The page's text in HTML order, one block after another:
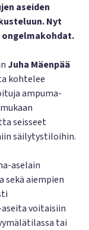
aseiden
Nyt
ongelmakohdat.
Juha Mäenpää
kohtelee
ampuma-
seisseet
säilytystiloihin.
aselain
sekä aiempien
voitaisiin
tai